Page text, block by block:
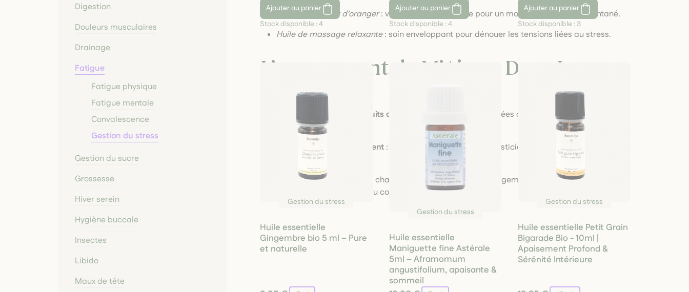
Hydrolat de fleur d’oranger: vaporisation apaisante pour un moment de calme instantané.
Huile de massage relaxante: soin enveloppant pour dénouer les tensions liées au stress.
L’engagement de M’Aimer Dans Les
Orties
Production locale et circuits courts
: nos plantes sont cultivées avec soin par des
producteurs engagés.
Respect de l’environnement : cultures biologiques, sans pesticides, en harmonie avec la
nature.
Authenticité & durabilité
: chaque formule porte notre engagement pour une approche
naturelle, respectueuse du corps et de l’esprit.
Ajouter
au panier
Stock disponible :4
Ajouter
au panier
Stock disponible :4
Ajouter
au panier
Stock disponible : 3
Gestion du stress
Huile essentielle
Gingembre bio 5 ml – Pure
et naturelle
Gestion du stress
Huile essentielle
Maniguette fine Astérale
5ml – Aframomum
angustifolium, apaisante &
sommeil
Gestion du stress
Huile essentielle Petit Grain
Bigarade Bio - 10ml |
Apaisement Profond &
Sérénité Intérieure
Digestion
Douleurs musculaires
Drainage
Fatigue
Fatigue physique
Fatigue mentale
Convalescence
Gestion du stress
Gestion du sucre
Grossesse
Hiver serein
Hygiène buccale
Insectes
Libido
Maux de tête